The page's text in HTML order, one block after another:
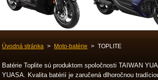
Úvodná stránka > Moto-batérie > TOPLITE
Batérie Toplite sú produktom spoločnosti TAIWAN
YUASA. Kvalita batérií je zaručená dlhoročnou